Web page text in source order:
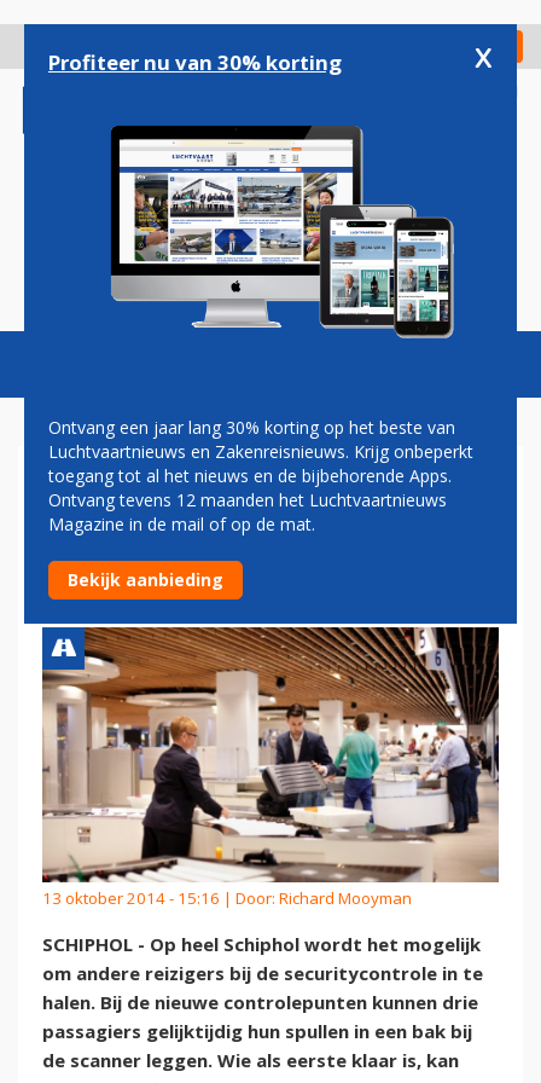
gaan
Check in
Magazine Podcasts Vacatures
INHALEN BIJ NIEUWE
SECURITYCONTROLE
SCHIPHOL
13 oktober 2014 - 15:16 | Door: Richard Mooyman
SCHIPHOL - Op heel Schiphol wordt het mogelijk
om andere reizigers bij de securitycontrole in te
halen. Bij de nieuwe controlepunten kunnen drie
passagiers gelijktijdig hun spullen in een bak bij
de scanner leggen. Wie als eerste klaar is, kan
Profiteer nu van 30% korting x
Ontvang een jaar lang 30% korting op het beste van
Luchtvaartnieuws en Zakenreisnieuws. Krijg onbeperkt
toegang tot al het nieuws en de bijbehorende Apps.
Ontvang tevens 12 maanden het Luchtvaartnieuws
Magazine in de mail of op de mat.
Bekijk aanbieding